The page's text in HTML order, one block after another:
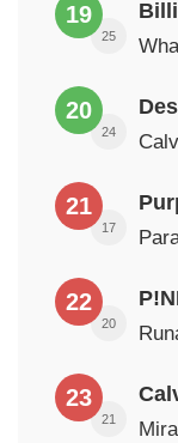
19
25
20
24
21
17
22
20
23
21